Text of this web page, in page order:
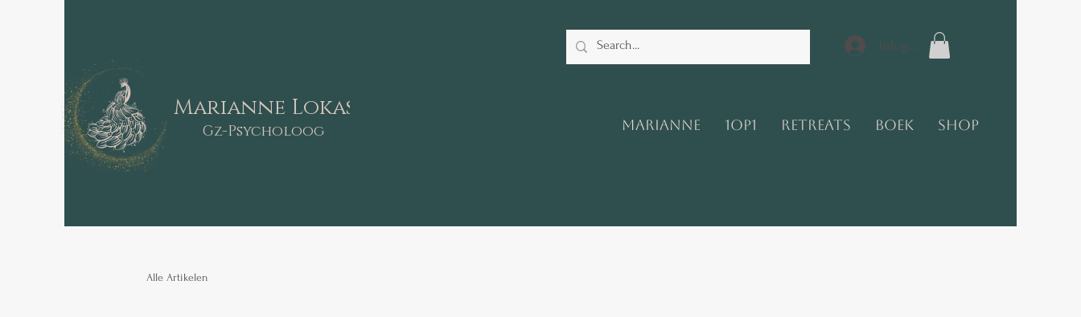
Marianne Lokas
Gz-Psycholoog
Inloggen
Marianne 1op1 Retreats Boek Shop
Alle Artikelen